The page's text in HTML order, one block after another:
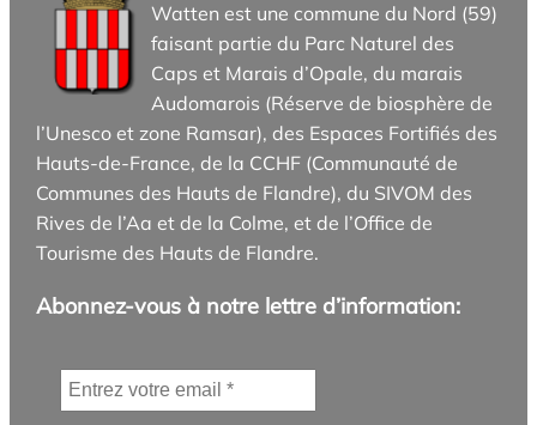
Watten est une commune du Nord (59)
faisant partie du Parc Naturel des
Caps et Marais d’Opale, du marais
Audomarois (Réserve de biosphère de
l’Unesco et zone Ramsar), des Espaces Fortifiés des
Hauts-de-France, de la CCHF (Communauté de
Communes des Hauts de Flandre), du SIVOM des
Rives de l’Aa et de la Colme, et de l’Office de
Tourisme des Hauts de Flandre.
Abonnez-vous à notre lettre d’information: